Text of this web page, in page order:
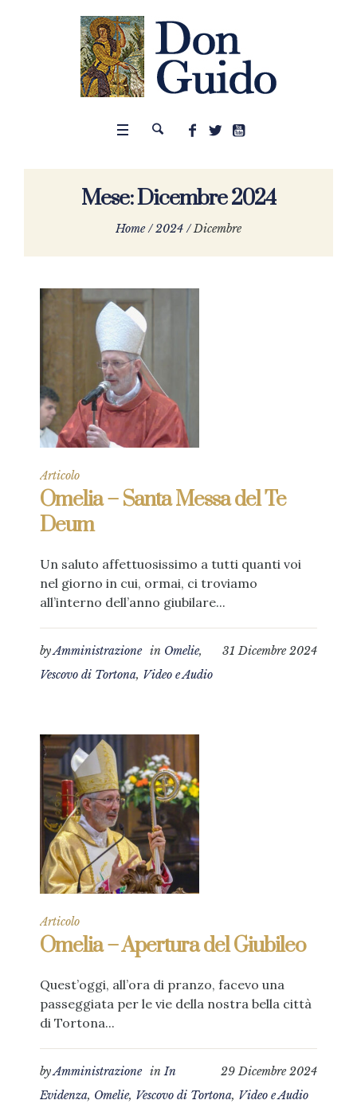
Mese:Dicembre 2024
Home /2024 /Dicembre
Articolo
Omelia – Santa Messa del Te
Deum
Un saluto affettuosissimo a tutti quanti voi
nel giorno in cui, ormai, ci troviamo
all’interno dell’anno giubilare...
31 Dicembre 2024
byAmministrazione in Omelie,
Vescovo di Tortona, Video e Audio
Articolo
Omelia – Apertura del Giubileo
Quest’oggi, all’ora di pranzo, facevo una
passeggiata per le vie della nostra bella città
di Tortona...
29 Dicembre 2024
byAmministrazione inIn
Evidenza, Omelie, Vescovo di Tortona, Video e Audio